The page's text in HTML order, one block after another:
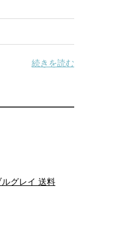
続きを読む
グレイ 送料